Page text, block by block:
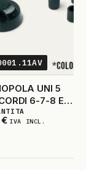
UNI 5
6-7-8 E
€ IVA INCL.